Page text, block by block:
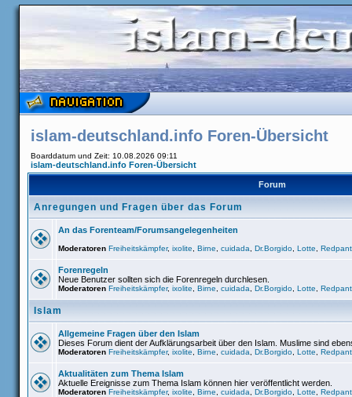
islam-deutschland.info Foren-Übersicht
Boarddatum und Zeit: 10.08.2026 09:11
islam-deutschland.info Foren-Übersicht
Forum
Anregungen und Fragen über das Forum
An das Forenteam/Forumsangelegenheiten
Moderatoren Freiheitskämpfer, ixolite Birne cuidada Dr.Borgido Lotte
Forenregeln
Neue Benutzer sollten sich die Forenregeln durchlesen.
Moderatoren Freiheitskämpfer, ixolite Birne cuidada Dr.Borgido Lotte
Islam
Allgemeine Fragen über den Islam
Dieses Forum dient der Aufklärungsarbeit über den Islam. Muslime sind
Moderatoren Freiheitskämpfer, ixolite Birne cuidada Dr.Borgido Lotte
Aktualitäten zum Thema Islam
Aktuelle Ereignisse zum Thema Islam können hier veröffentlicht werden.
Moderatoren Freiheitskämpfer, ixolite Birne cuidada Dr.Borgido Lotte